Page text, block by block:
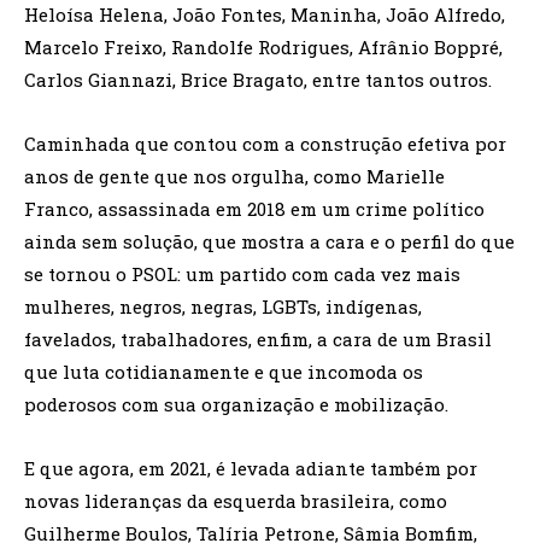
Heloísa Helena, João Fontes, Maninha, João Alfredo,
Marcelo Freixo, Randolfe Rodrigues, Afrânio Boppré,
Carlos Giannazi, Brice Bragato, entre tantos outros.
Caminhada que contou com a construção efetiva por
anos de gente que nos orgulha, como Marielle
Franco, assassinada em 2018 em um crime político
ainda sem solução, que mostra a cara e o perfil do que
se tornou o PSOL: um partido com cada vez mais
mulheres, negros, negras, LGBTs, indígenas,
favelados, trabalhadores, enfim, a cara de um Brasil
que luta cotidianamente e que incomoda os
poderosos com sua organização e mobilização.
E que agora, em 2021, é levada adiante também por
novas lideranças da esquerda brasileira, como
Guilherme Boulos, Talíria Petrone, Sâmia Bomfim,